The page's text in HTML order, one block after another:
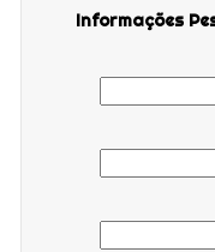
Informações